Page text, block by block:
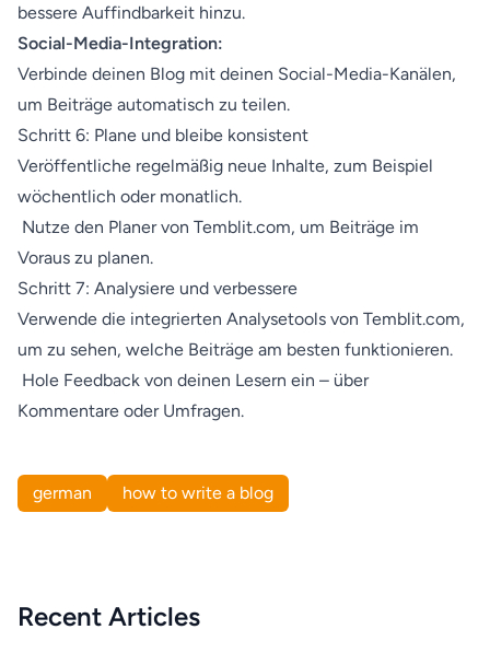
bessere Auffindbarkeit hinzu.
Social-Media-Integration:
Verbinde deinen Blog mit deinen Social-Media-Kanälen,
um Beiträge automatisch zu teilen.
Schritt 6: Plane und bleibe konsistent
Veröffentliche regelmäßig neue Inhalte, zum Beispiel
wöchentlich oder monatlich.
Nutze den Planer von Temblit.com, um Beiträge im
Voraus zu planen.
Schritt 7: Analysiere und verbessere
Verwende die integrierten Analysetools von Temblit.com,
um zu sehen, welche Beiträge am besten funktionieren.
Hole Feedback von deinen Lesern ein – über
Kommentare oder Umfragen.
german how to write a blog
Recent Articles